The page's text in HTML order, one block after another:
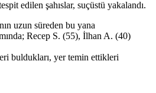
edilen şahıslar, suçüstü yakalandı.
uzun süreden bu yana
Recep S. (55), İlhan A. (40)
buldukları, yer temin ettikleri